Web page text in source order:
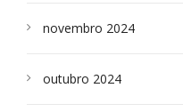
novembro 2024
outubro 2024